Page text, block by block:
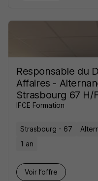
Responsable du
Affaires -
Strasbourg 67 H/
IFCE Formation
Strasbourg - 67
1 an
Voir l’offre